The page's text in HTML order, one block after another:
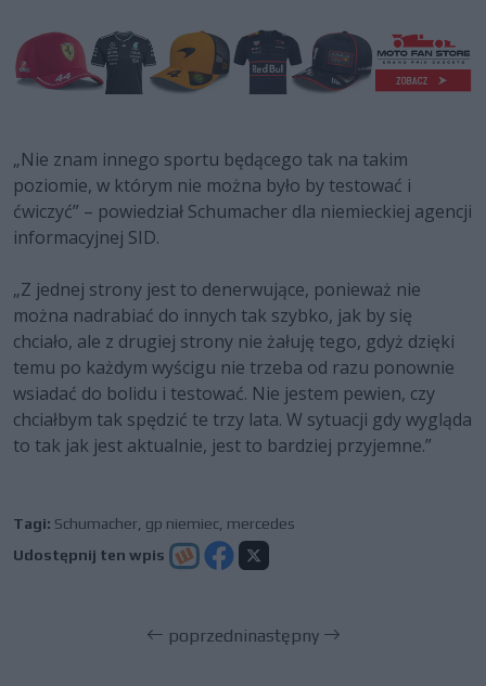
„Nie znam innego sportu będącego tak na takim
poziomie, w którym nie można było by testować i
ćwiczyć” – powiedział Schumacher dla niemieckiej agencji
informacyjnej SID.
„Z jednej strony jest to denerwujące, ponieważ nie
można nadrabiać do innych tak szybko, jak by się
chciało, ale z drugiej strony nie żałuję tego, gdyż dzięki
temu po każdym wyścigu nie trzeba od razu ponownie
wsiadać do bolidu i testować. Nie jestem pewien, czy
chciałbym tak spędzić te trzy lata. W sytuacji gdy wygląda
to tak jak jest aktualnie, jest to bardziej przyjemne.”
Tagi: Schumacher gp niemiec mercedes
Udostępnij ten wpis
poprzedninastępny